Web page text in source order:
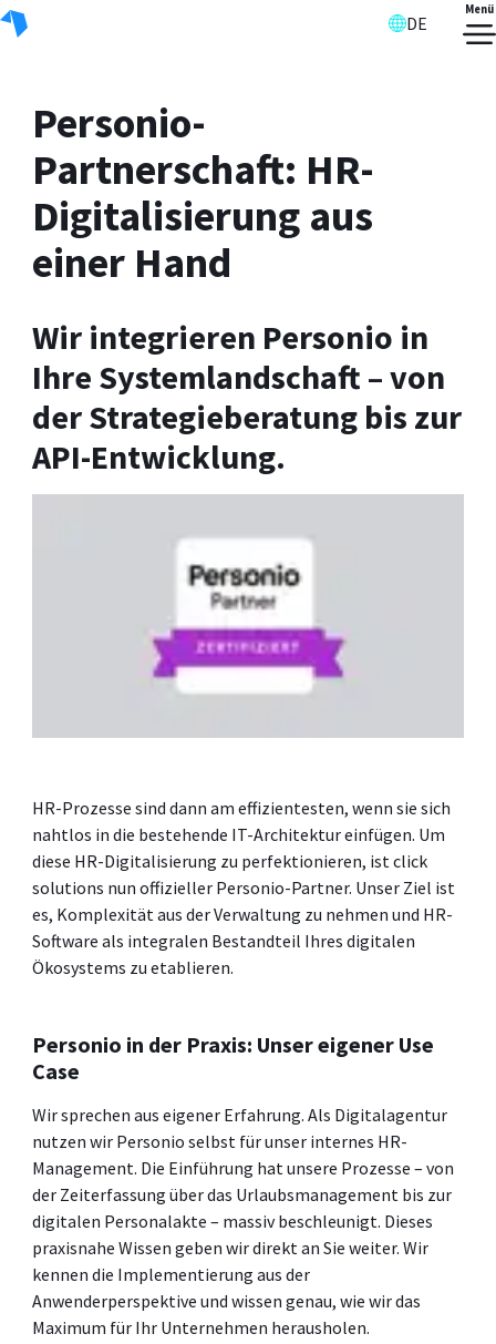
DE
Menü
Personio-
Partnerschaft: HR-
Digitalisierung aus
einer Hand
Wir integrieren Personio in
Ihre Systemlandschaft – von
der Strategieberatung bis zur
API-Entwicklung.
HR-Prozesse sind dann am effizientesten, wenn sie sich
nahtlos in die bestehende IT-Architektur einfügen. Um
diese HR-Digitalisierung zu perfektionieren, ist click
solutions nun offizieller Personio-Partner. Unser Ziel ist
es, Komplexität aus der Verwaltung zu nehmen und HR-
Software als integralen Bestandteil Ihres digitalen
Ökosystems zu etablieren.
Personio in der Praxis: Unser eigener Use
Case
Wir sprechen aus eigener Erfahrung. Als Digitalagentur
nutzen wir Personio selbst für unser internes HR-
Management. Die Einführung hat unsere Prozesse – von
der Zeiterfassung über das Urlaubsmanagement bis zur
digitalen Personalakte – massiv beschleunigt. Dieses
praxisnahe Wissen geben wir direkt an Sie weiter. Wir
kennen die Implementierung aus der
Anwenderperspektive und wissen genau, wie wir das
Maximum für Ihr Unternehmen herausholen.